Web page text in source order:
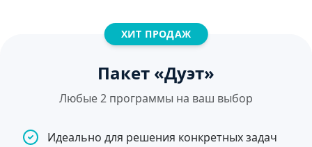
ХИТ ПРОДАЖ
Пакет «Дуэт»
Любые 2 программы на ваш выбор
Идеально для решения конкретных задач